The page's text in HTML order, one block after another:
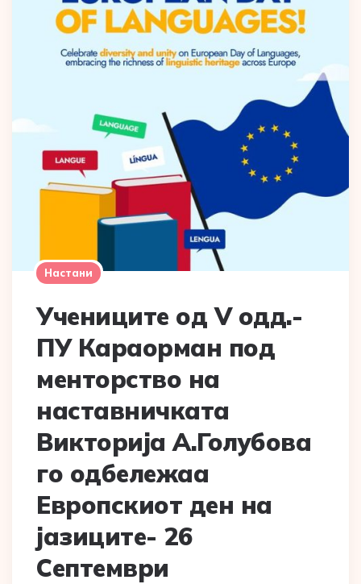
Настани
Учениците од V одд.-
ПУ Караорман под
менторство на
наставничката
Викторија А.Голубова
го одбележаа
Европскиот ден на
јазиците- 26
Септември